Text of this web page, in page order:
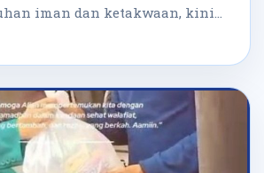
iman dan ketakwaan, kini